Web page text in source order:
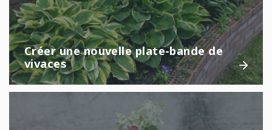
Créer une nouvelle plate-bande de
vivaces